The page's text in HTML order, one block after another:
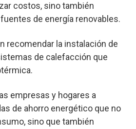
costos, sino también
de energía renovables.
recomendar la instalación de
de calefacción que
empresas y hogares a
de ahorro energético que no
sino que también